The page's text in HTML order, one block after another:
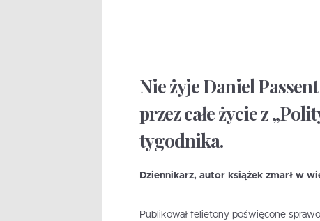
Nie żyje Daniel
przez całe życie z
tygodnika.
Dziennikarz, autor książek zmarł w
Publikował felietony poświęcone